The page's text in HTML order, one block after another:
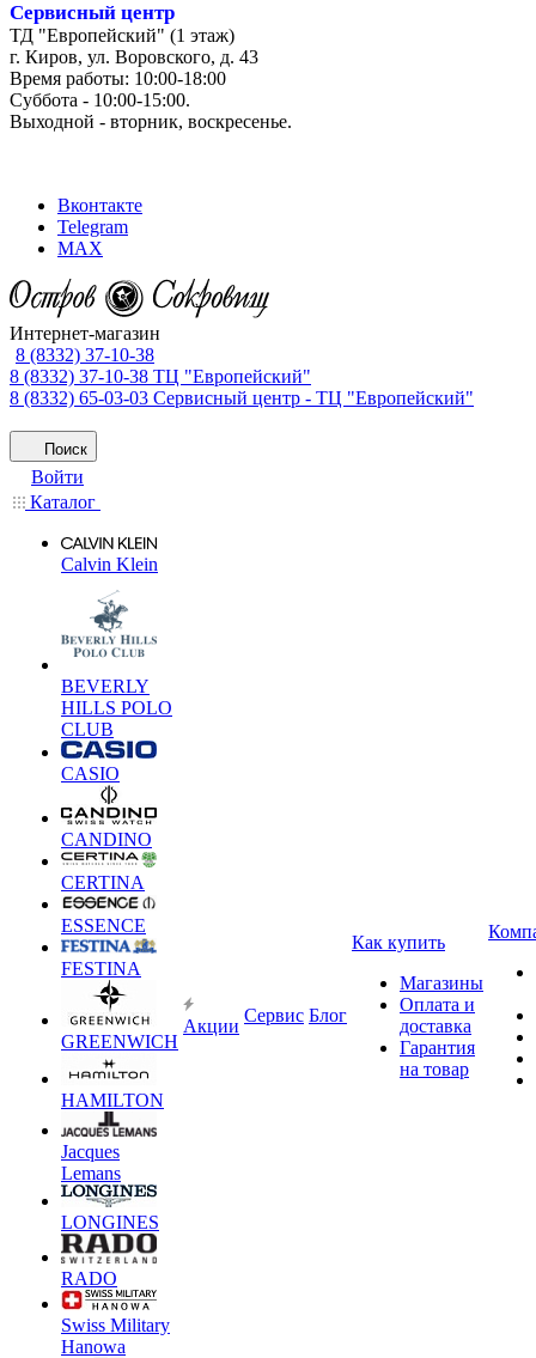
Сервисный центр
ТД "Европейский" (1 этаж)
г. Киров, ул. Воровского, д. 43
Время работы: 10:00-18:00
Суббота - 10:00-15:00.
Выходной - вторник, воскресенье.
Вконтакте
Telegram
MAX
Интернет-магазин
8 (8332) 37-10-38
8 (8332) 37-10-38 ТЦ "Европейский"
8 (8332) 65-03-03 Сервисный центр - ТЦ "Европейский"
Поиск
Войти
Каталог
Calvin Klein
BEVERLY
HILLS POLO
CLUB
CASIO
CANDINO
CERTINA
ESSENCE
FESTINA
GREENWICH
HAMILTON
Jacques
Lemans
LONGINES
RADO
Swiss Military
Hanowa
Акции
Сервис Блог
Как купить
Магазины
Оплата и
доставка
Гарантия
на товар